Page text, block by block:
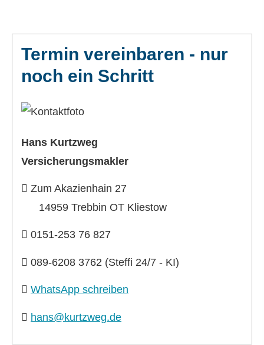
Termin ver­ein­baren - nur
noch ein Schritt
Hans Kurtzweg
Ver­sicherungs­makler
Zum Akazienhain 27
14959 Trebbin OT Kliestow
0151-253 76 827
089-6208 3762 (Steffi 24/7 - KI)
WhatsApp schreiben
hans@kurtzweg.de